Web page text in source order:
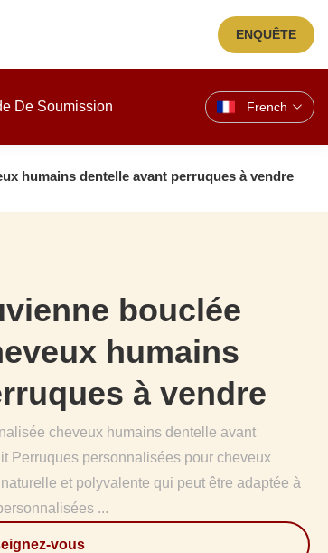
ENQUÊTE
De Soumission French
humains dentelle avant perruques à vendre
bouclée
humains
à vendre
cheveux humains dentelle avant
Perruques personnalisées pour cheveux
et polyvalente qui peut être adaptée à
...
vous